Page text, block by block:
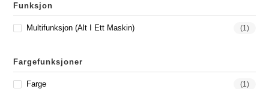
Funksjon
Multifunksjon (Alt I Ett Maskin) (1)
Fargefunksjoner
Farge (1)